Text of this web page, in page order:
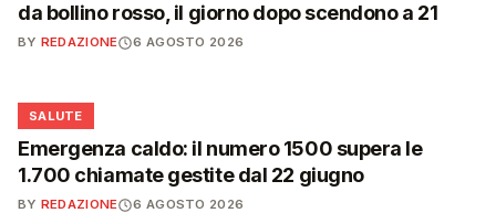
da bollino rosso, il giorno dopo scendono a 21
BY REDAZIONE 6 AGOSTO 2026
❤️
SALUTE
Emergenza caldo: il numero 1500 supera le
1.700 chiamate gestite dal 22 giugno
BY REDAZIONE 6 AGOSTO 2026